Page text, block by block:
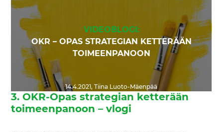
VIDEOBLOGI:
OKR – OPAS STRATEGIAN KETTERÄÄN
TOIMEENPANOON
14.4.2021,Tiina Luoto-Mäenpää
3. OKR-Opas strategian ketterään
toimeenpanoon – vlogi